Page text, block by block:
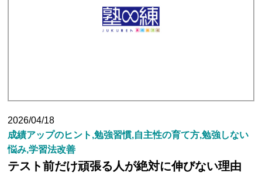
2026/04/18
成績アップのヒント,勉強習慣,自主性の育て方,勉強しない
悩み,学習法改善
テスト前だけ頑張る人が絶対に伸びない理由